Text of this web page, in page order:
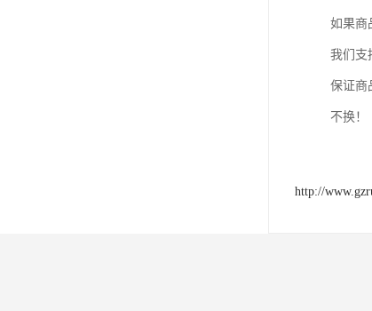
如果商
我们支
保证商
不换！
http://